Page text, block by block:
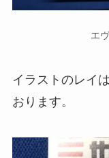
エ
イラストのレイ
おります。